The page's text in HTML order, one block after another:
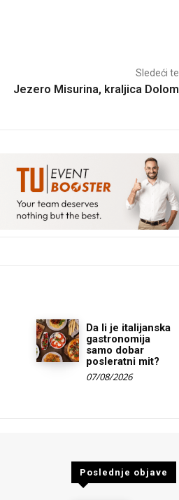
Sledeći
Jezero Misurina, kraljica
Da li je italijanska
gastronomija
samo dobar
posleratni mit?
07/08/2026
Poslednje objave